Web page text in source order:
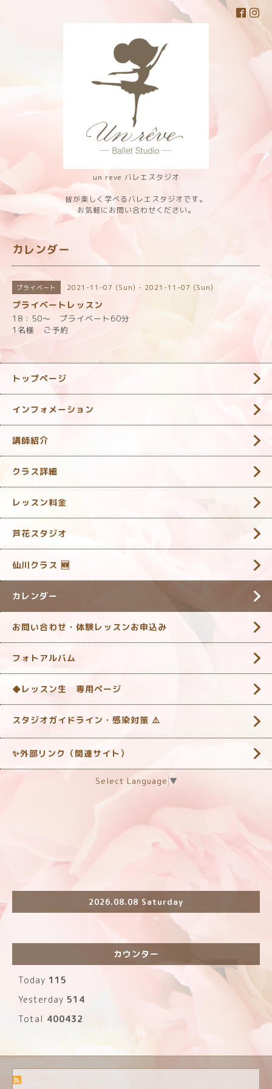
un reve バレエスタジオ
皆が楽しく学べるバレエスタジオです。
お気軽にお問い合わせください。
カレンダー
プライベート 2021-11-07 (Sun) - 2021-11-07 (Sun)
プライベートレッスン
18：50～ プライベート60分
1名様 ご予約
トップページ
インフォメーション
講師紹介
クラス詳細
レッスン料金
芦花スタジオ
仙川クラス 🆕
カレンダー
お問い合わせ・体験レッスンお申込み
フォトアルバム
◆レッスン生 専用ページ
スタジオガイドライン・感染対策 ‎⚠️
✨外部リンク（関連サイト）
Select Language ▼
2026.08.08 Saturday
カウンター
Today 115
Yesterday 514
Total 400432